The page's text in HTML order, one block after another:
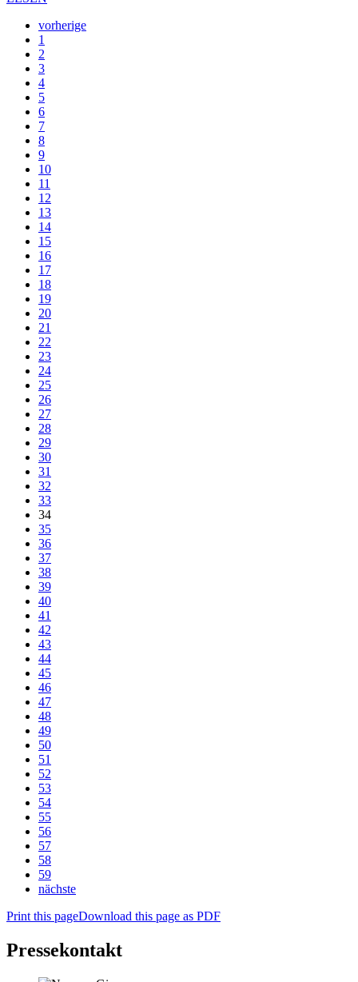
vorherige
1
2
3
4
5
6
7
8
9
10
11
12
13
14
15
16
17
18
19
20
21
22
23
24
25
26
27
28
29
30
31
32
33
34
35
36
37
38
39
40
41
42
43
44
45
46
47
48
49
50
51
52
53
54
55
56
57
58
59
nächste
Print this pageDownload this page as PDF
Pressekontakt